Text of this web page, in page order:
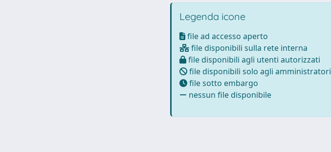
Legenda icone
file ad accesso aperto
file disponibili sulla rete interna
file disponibili agli utenti autorizzati
file disponibili solo agli amministratori
file sotto embargo
nessun file disponibile